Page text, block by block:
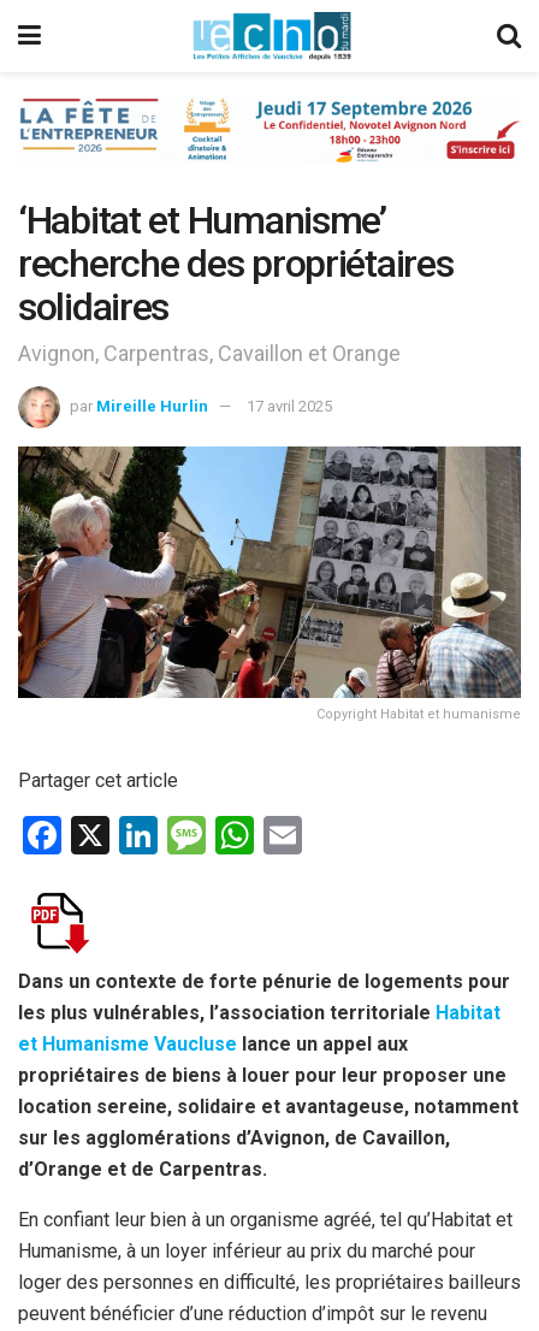
‘Habitat et Humanisme’
recherche des propriétaires
solidaires
Avignon, Carpentras, Cavaillon et Orange
par Mireille Hurlin 17 avril 2025
Copyright Habitat et humanisme
Partager cet article
F
ce
b
o
o
k
X
Li
n
M
g
e
W
A
p
p
Dans un contexte de forte pénurie de logements pour
les plus vulnérables, l’association territoriale Habitat
et Humanisme Vaucluse lance un appel aux
propriétaires de biens à louer pour leur proposer une
location sereine, solidaire et avantageuse, notamment
sur les agglomérations d’Avignon, de Cavaillon,
d’Orange et de Carpentras.
En confiant leur bien à un organisme agréé, tel qu’Habitat et
Humanisme, à un loyer inférieur au prix du marché pour
loger des personnes en difficulté, les propriétaires bailleurs
peuvent bénéficier d’une réduction d’impôt sur le revenu